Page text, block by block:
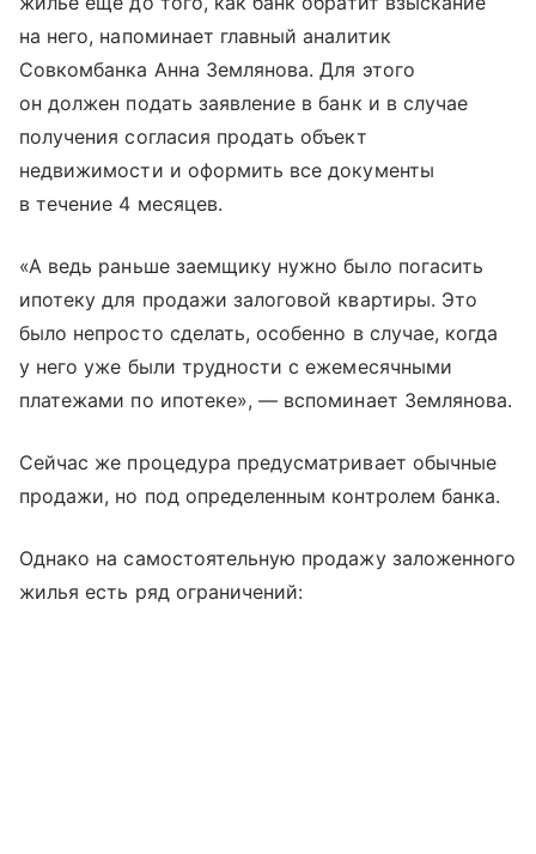
на него, напоминает главный аналитик
Совкомбанка Анна Землянова. Для этого
он должен подать заявление в банк и в случае
получения согласия продать объект
недвижимости и оформить все документы
в течение 4 месяцев.
«А ведь раньше заемщику нужно было погасить
ипотеку для продажи залоговой квартиры. Это
было непросто сделать, особенно в случае, когда
у него уже были трудности с ежемесячными
платежами по ипотеке», — вспоминает Землянова.
Сейчас же процедура предусматривает обычные
продажи, но под определенным контролем банка.
Однако на самостоятельную продажу заложенного
жилья есть ряд ограничений: